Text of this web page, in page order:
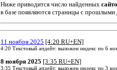
Ниже приводится число найденных
в базе появляются страницы с прошлыми
11 ноября 2025 [4:20 RU+EN]
4:20 Текстовый апдейт: выложен индекс по 6
8 ноября 2025 [3:35 RU+EN]
3:35 Текстовый апдейт: выложен индекс по 3